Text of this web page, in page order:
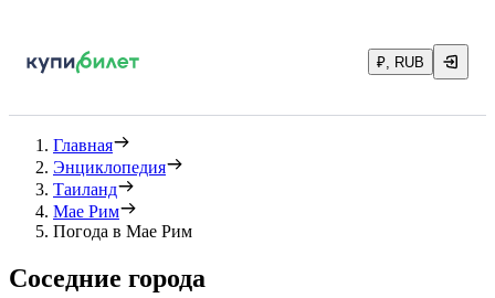
₽, RUB
Главная
Энциклопедия
Таиланд
Мае Рим
Погода в Мае Рим
Соседние города